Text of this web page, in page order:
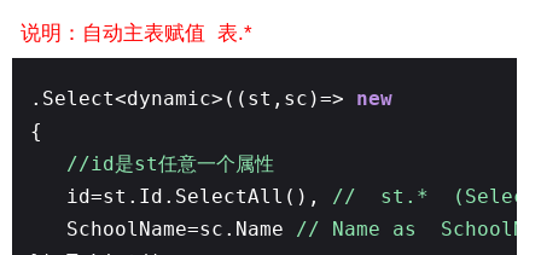
说明：自动主表赋值 表.*
.Select<dynamic>((st,sc)=> new
{
//id是st任意一个属性
id=st.Id.SelectAll(), // st.* (SelectAll建
SchoolName=sc.Name // Name as